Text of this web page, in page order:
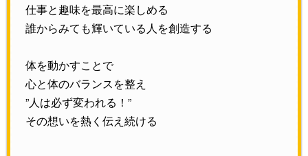
仕事と趣味を最高に楽しめる
誰からみても輝いている人を創造する
体を動かすことで
心と体のバランスを整え
”人は必ず変われる！”
その想いを熱く伝え続ける